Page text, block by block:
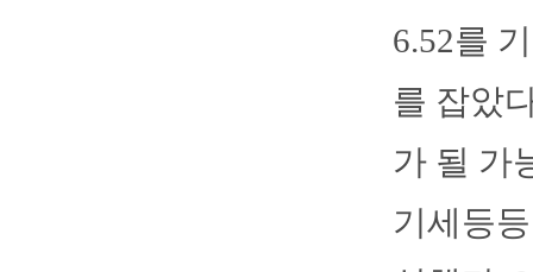
6.52를
를 잡았
가 될 가
기세등